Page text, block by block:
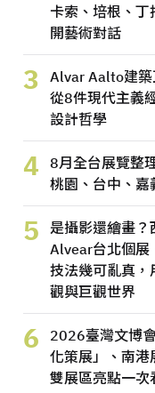
卡索、培根、
開藝術對話
3
Alvar Aalto建築
從8件現代主義
設計哲學
4
8月全台展覽整
桃園、台中、嘉
5
是攝影還繪畫？
Alvear台北個展
技法幾可亂真，
觀與巨觀世界
6
2026臺灣文博
化策展」、南港
雙展區亮點一次